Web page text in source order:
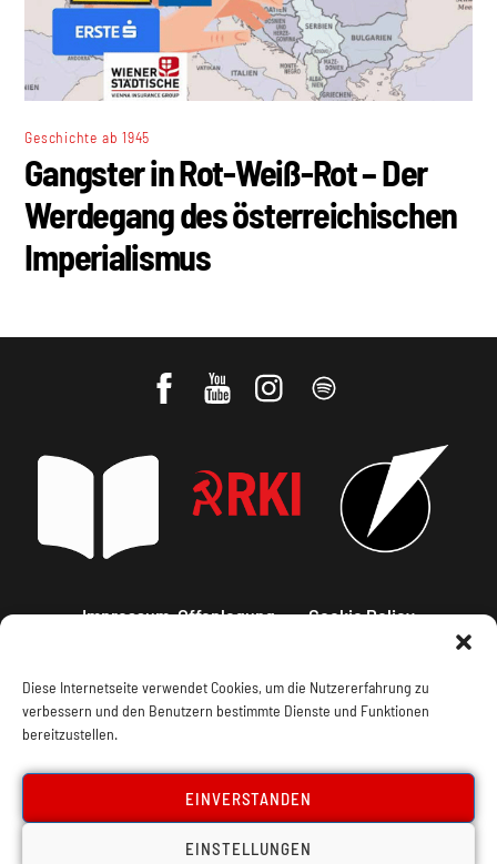
Diese Internetseite verwendet Cookies, um die Nutzererfahrung zu
verbessern und den Benutzern bestimmte Dienste und Funktionen
bereitzustellen.
EINVERSTANDEN
EINSTELLUNGEN
Geschichte ab 1945
Gangster in Rot-Weiß-Rot – Der
Werdegang des österreichischen
Imperialismus
Impressum, Offenlegung Cookie Policy
Datenschutz Kontakt